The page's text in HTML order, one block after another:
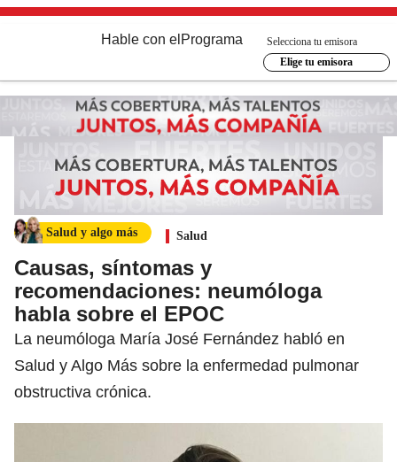
Hable con el Programa
Selecciona tu emisora
Elige tu emisora
Salud y algo más Salud
Causas, síntomas y
recomendaciones: neumóloga
habla sobre el EPOC
La neumóloga María José Fernández habló en
Salud y Algo Más sobre la enfermedad pulmonar
obstructiva crónica.